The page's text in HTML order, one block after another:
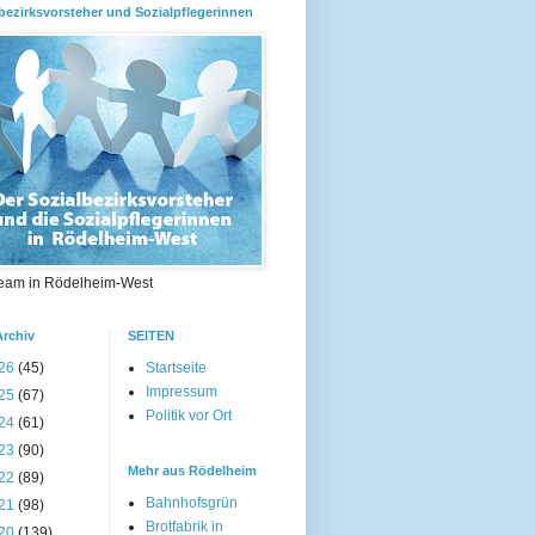
und Sozialpflegerinnen
in Rödelheim-West
(45)
(67)
(61)
(90)
(89)
(98)
SEITEN
Startseite
Impressum
Politik vor Ort
Mehr aus Rödelheim
Bahnhofsgrün
Brotfabrik in